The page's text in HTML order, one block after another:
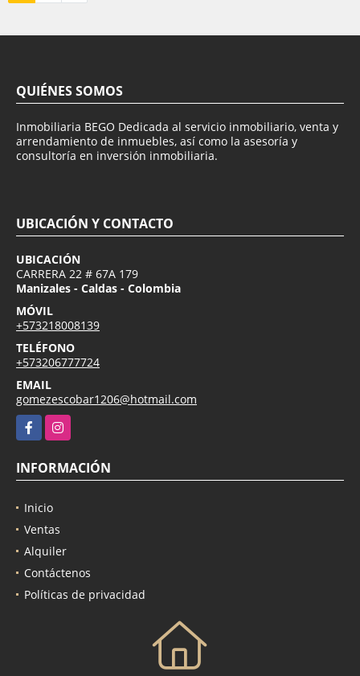
QUIÉNES SOMOS
Inmobiliaria BEGO Dedicada al servicio inmobiliario, venta y
arrendamiento de inmuebles, así como la asesoría y
consultoría en inversión inmobiliaria.
UBICACIÓN Y CONTACTO
UBICACIÓN
CARRERA 22 # 67A 179
Manizales - Caldas - Colombia
MÓVIL
+573218008139
TELÉFONO
+573206777724
EMAIL
gomezescobar1206@hotmail.com
FacebookInstagram
INFORMACIÓN
Inicio
Ventas
Alquiler
Contáctenos
Políticas de privacidad